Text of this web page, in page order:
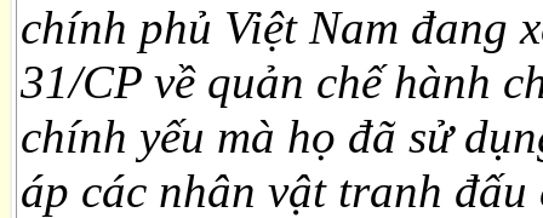
chính phủ Việt Nam đang
31/CP về quản chế hành
chính yếu mà họ đã sử
áp các nhân vật tranh